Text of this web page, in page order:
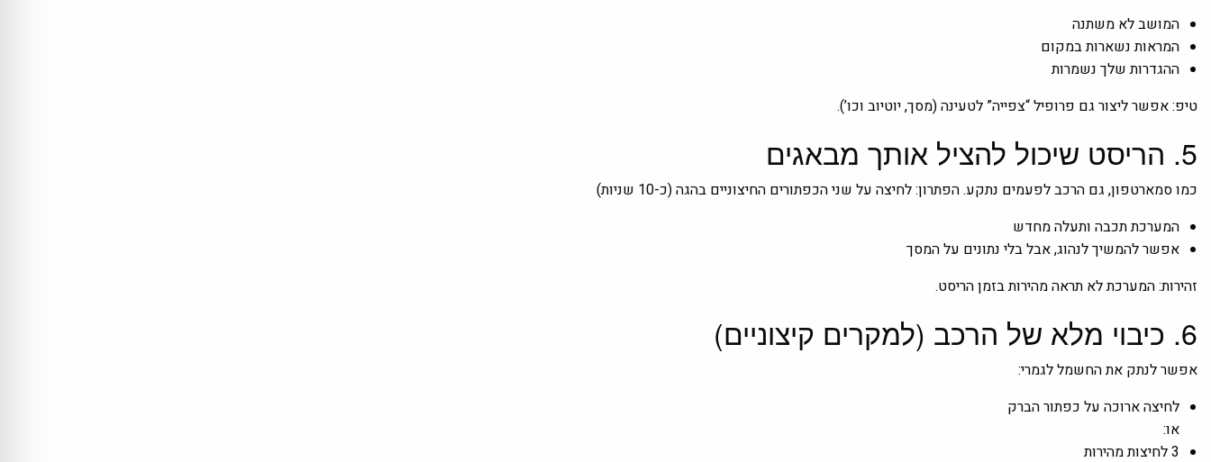
המושב לא משתנה
המראות נשארות במקום
ההגדרות שלך נשמרות
טיפ: אפשר ליצור גם פרופיל “צפייה” לטעינה (מסך, יוטיוב וכו’).
5. הריסט שיכול להציל אותך מבאגים
כמו סמארטפון, גם הרכב לפעמים נתקע. הפתרון: לחיצה על שני הכפתורים החיצוניים בהגה (כ-10 שניות)
המערכת תכבה ותעלה מחדש
אפשר להמשיך לנהוג, אבל בלי נתונים על המסך
זהירות: המערכת לא תראה מהירות בזמן הריסט.
6. כיבוי מלא של הרכב (למקרים קיצוניים)
אפשר לנתק את החשמל לגמרי:
לחיצה ארוכה על כפתור הברק
או:
3 לחיצות מהירות